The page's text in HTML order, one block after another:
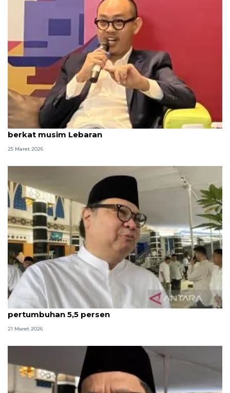
Celios prediksi ekonomi tumbuh 5,05 persen
berkat musim Lebaran
25 Maret 2026
Pemerintah optimistis Ramadhan-Lebaran dorong
pertumbuhan 5,5 persen
21 Maret 2026